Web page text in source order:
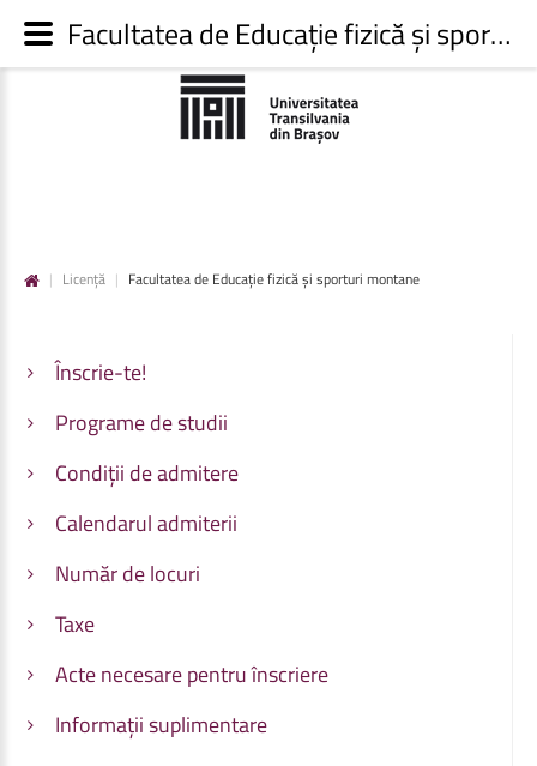
| Licență | Facultatea de Educație fizică și sporturi montane
Înscrie-te!
Programe de studii
Condiții de admitere
Calendarul admiterii
Număr de locuri
Taxe
Acte necesare pentru înscriere
Informații suplimentare
Facultatea de Educație fizică și sporturi montane - Admitere UNITBV